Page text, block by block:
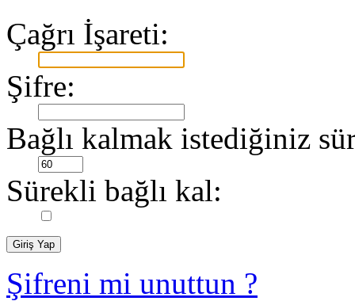
Çağrı İşareti:
Şifre:
Bağlı kalmak istediğiniz
Sürekli bağlı kal:
Şifreni mi unuttun ?